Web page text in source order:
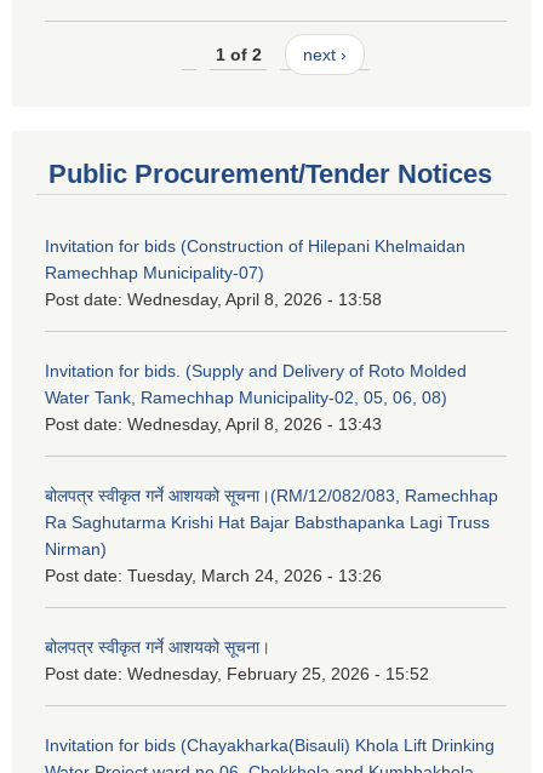
1 of 2 next ›
Public Procurement/Tender Notices
Invitation for bids (Construction of Hilepani Khelmaidan
Ramechhap Municipality-07)
Post date: Wednesday, April 8, 2026 - 13:58
Invitation for bids. (Supply and Delivery of Roto Molded
Water Tank, Ramechhap Municipality-02, 05, 06, 08)
Post date: Wednesday, April 8, 2026 - 13:43
बोलपत्र स्वीकृत गर्ने आशयको सूचना।(RM/12/082/083, Ramechhap
Ra Saghutarma Krishi Hat Bajar Babsthapanka Lagi Truss
Nirman)
Post date: Tuesday, March 24, 2026 - 13:26
बोलपत्र स्वीकृत गर्ने आशयको सूचना।
Post date: Wednesday, February 25, 2026 - 15:52
Invitation for bids (Chayakharka(Bisauli) Khola Lift Drinking